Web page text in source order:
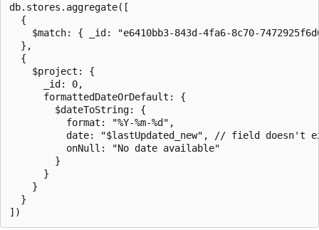
db.stores.aggregate([
  {
$match: { _id: "e6410bb3-843d-4fa6-8c70-
  },
  {
    $project: {
      _id: 0,
      formattedDateOrDefault: {
        $dateToString: {
          format: "%Y-%m-%d",
date: "$lastUpdated_new", // field doesn't
          onNull: "No date available"
        }
      }
    }
  }